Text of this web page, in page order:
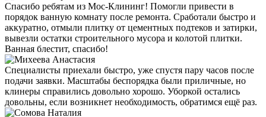
Спасибо ребятам из Мос-Клининг! Помогли привести в
порядок ванную комнату после ремонта. Сработали быстро и
аккуратно, отмыли плитку от цементных подтеков и затирки,
вывезли остатки строительного мусора и колотой плитки.
Ванная блестит, спасибо!
Специалисты приехали быстро, уже спустя пару часов после
подачи заявки. Масштабы беспорядка были приличные, но
клинеры справились довольно хорошо. Уборкой остались
довольны, если возникнет необходимость, обратимся ещё раз.